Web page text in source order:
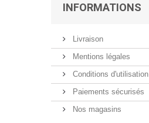
INFORMATIONS
Livraison
Mentions légales
Conditions d'utilisation
Paiements sécurisés
Nos magasins